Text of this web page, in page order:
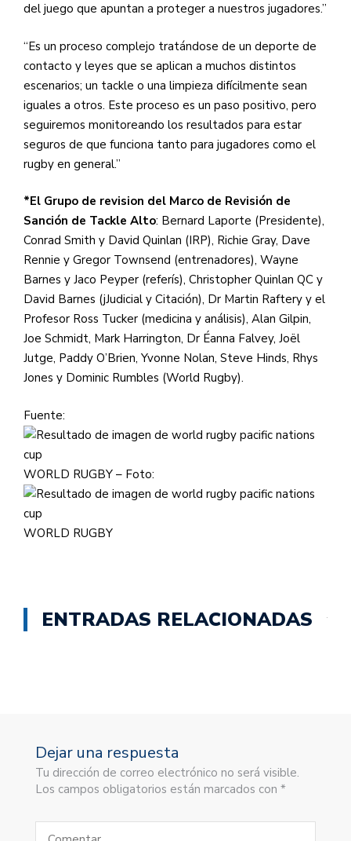
del juego que apuntan a proteger a nuestros jugadores.”
“Es un proceso complejo tratándose de un deporte de
contacto y leyes que se aplican a muchos distintos
escenarios; un tackle o una limpieza difícilmente sean
iguales a otros. Este proceso es un paso positivo, pero
seguiremos monitoreando los resultados para estar
seguros de que funciona tanto para jugadores como el
rugby en general.”
*El Grupo de revision del Marco de Revisión de
Sanción de Tackle Alto: Bernard Laporte (Presidente),
Conrad Smith y David Quinlan (IRP), Richie Gray, Dave
Rennie y Gregor Townsend (entrenadores), Wayne
Barnes y Jaco Peyper (referís), Christopher Quinlan QC y
David Barnes (jJudicial y Citación), Dr Martin Raftery y el
Profesor Ross Tucker (medicina y análisis), Alan Gilpin,
Joe Schmidt, Mark Harrington, Dr Éanna Falvey, Joël
Jutge, Paddy O’Brien, Yvonne Nolan, Steve Hinds, Rhys
Jones y Dominic Rumbles (World Rugby).
Fuente:
WORLD RUGBY – Foto:
WORLD RUGBY
ENTRADAS RELACIONADAS
Dejar una respuesta
Tu dirección de correo electrónico no será visible.
Los campos obligatorios están marcados con *